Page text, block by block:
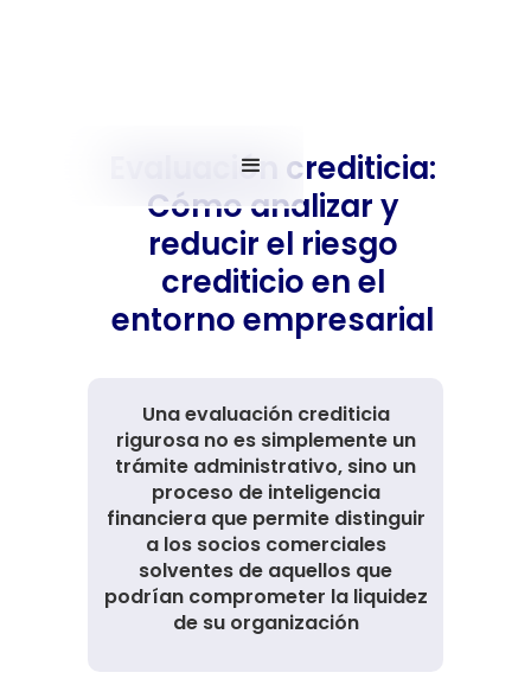
Evaluación crediticia:
Cómo analizar y
reducir el riesgo
crediticio en el
entorno empresarial
Una evaluación crediticia
rigurosa no es simplemente un
trámite administrativo, sino un
proceso de inteligencia
financiera que permite distinguir
a los socios comerciales
solventes de aquellos que
podrían comprometer la liquidez
de su organización